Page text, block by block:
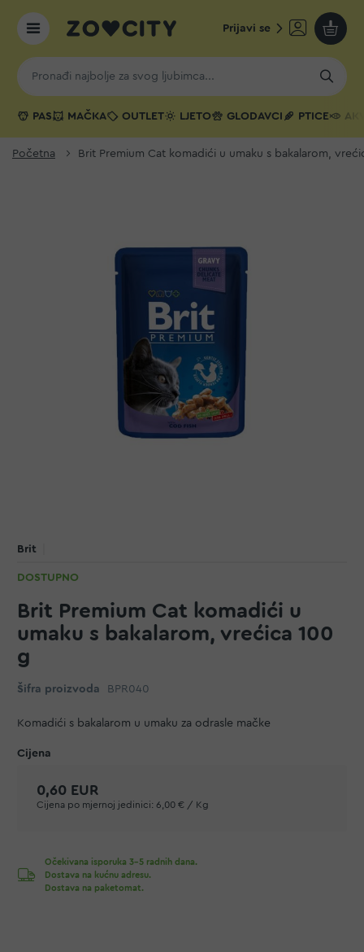
Prijavi se
Moja
PAS MAČKA OUTLET LJETO GLODAVCI PTICE
Početna Brit Premium Cat komadići u umaku s bakalarom,
Brit
DOSTUPNO
Brit Premium Cat komadići u
umaku s bakalarom, vrećica 100
g
Šifra proizvoda BPR040
Komadići s bakalarom u umaku za odrasle mačke
0,60 EUR
Cijena po mjernoj jedinici: 6,00 € / Kg
Očekivana isporuka 3-5 radnih dana.
Dostava na kućnu adresu.
Dostava na paketomat.